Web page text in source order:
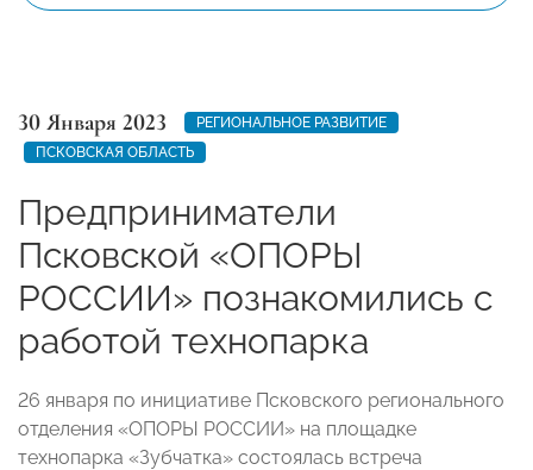
30 Января 2023
РЕГИОНАЛЬНОЕ РАЗВИТИЕ
ПСКОВСКАЯ ОБЛАСТЬ
Предприниматели
Псковской «ОПОРЫ
РОССИИ» познакомились с
работой технопарка
26 января по инициативе Псковского регионального
отделения «ОПОРЫ РОССИИ» на площадке
технопарка «Зубчатка» состоялась встреча